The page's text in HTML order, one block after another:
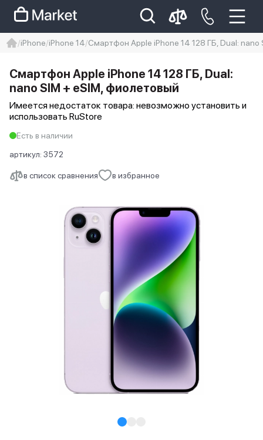
Iphone 14 pro max
айфон 14
iPhone iPhone 14 Смартфон Apple iPhone 14 128 ГБ, Dual: nano
в список сравнения в избранное
Смартфон Apple iPhone 14 128 ГБ, Dual:
nano SIM + eSIM, фиолетовый
Имеется недостаток товара: невозможно установить и
использовать RuStore
Есть в наличии
артикул: 3572